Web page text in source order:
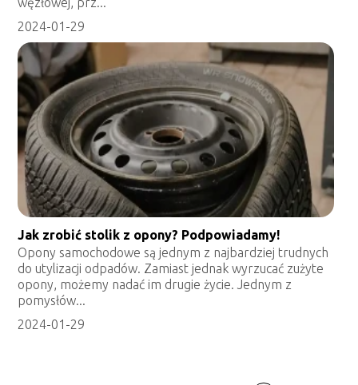
2024-01-29
Jak zrobić stolik z opony? Podpowiadamy!
Opony samochodowe są jednym z najbardziej trudnych
do utylizacji odpadów. Zamiast jednak wyrzucać zużyte
opony, możemy nadać im drugie życie. Jednym z
pomysłów...
2024-01-29